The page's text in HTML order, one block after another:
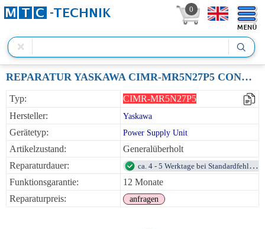
0
REPARATUR YASKAWA CIMR-MR5N27P5 CONVERTER VS-656 MR5 26.2A 325VDC
Typ:
CIMR-MR5N27P5
Hersteller:
Yaskawa
Gerätetyp: Power Supply Unit
Artikelzustand:
Generalüberholt
Reparaturdauer:
ca. 4 - 5 Werktage bei Standardfehlern
Funktionsgarantie:
12 Monate
Reparaturpreis:
anfragen